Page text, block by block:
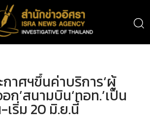
าศฯขึ้นค่าบริการ‘ผู้
ก’สนามบิน‘ทอท.’เป็น
เริ่ม 20 มิ.ย.นี้